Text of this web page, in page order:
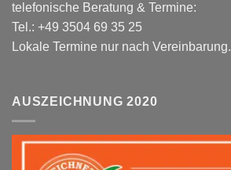
telefonische Beratung & Termine:
Tel.: +49 3504 69 35 25
Lokale Termine nur nach Vereinbarung.
AUSZEICHNUNG 2020